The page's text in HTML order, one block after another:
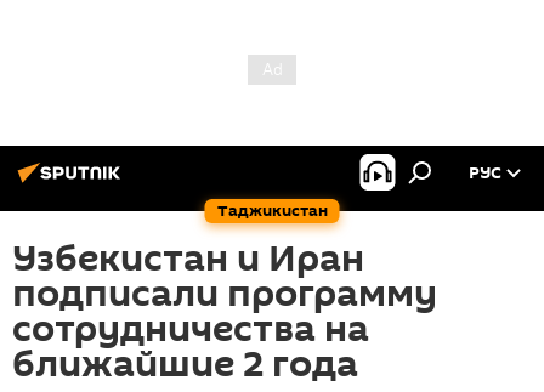
Таджикистан
РУС
Узбекистан и Иран
подписали программу
сотрудничества на
ближайшие 2 года